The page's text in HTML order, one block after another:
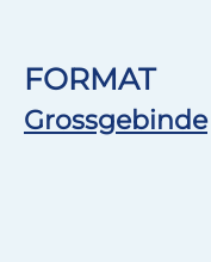
FORMAT
Grossgebinde